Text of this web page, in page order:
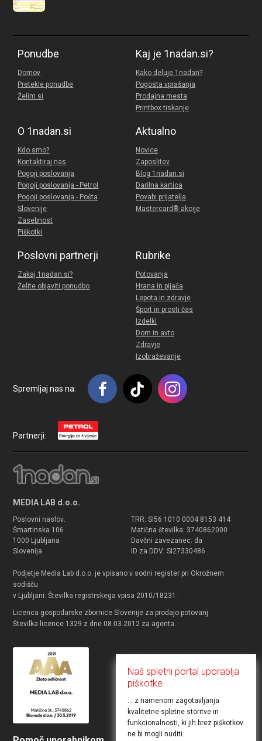
Ponudbe
Domov
Pretekle ponudbe
Želim si
Kaj je 1nadan.si?
Kako deluje 1nadan?
Pogosta vprašanja
Prodajna mesta
Printbox tiskanje
O 1nadan.si
Kdo smo?
Kontaktiraj nas
Pogoji poslovanja
Pogoji poslovanja - Petrol
Pogoji poslovanja - Pošta
Slovenije
Zasebnost
Piškotki
Aktualno
Novice
Zaposlitev
Blog 1nadan.si
Darilna kartica
Povabi prijatelja
Mastercard® akcije
Poslovni partnerji
Zakaj 1nadan.si?
Želite objaviti ponudbo
Rubrike
Potovanja
Hrana in pijača
Lepota in zdravje
Šport in prosti čas
Izdelki
Dom in avto
Zdravje
Izobraževanje
Spremljaj nas na:
Partnerji:
MEDIA LAB d.o.o.
Poslovni naslov:
Šmartinska 106
1000 Ljubljana
Slovenija
TRR: SI56 1010 0004 8153 414
Matična številka: 3740862000
Davčni zavezanec: da
ID za DDV: SI27330486
Podjetje Media Lab d.o.o. je vpisano v sodni register pri Okrožnem
sodišču
v Ljubljani: Številka registrskega vpisa 2010/18231.
Licenca gospodarske zbornice Slovenije za prodajo potovanj.
Številka licence 1329 z dne 08.03.2012 za agenta.
Naš spletni portal uporablja
piškotke
... z namenom zagotavljanja
kvalitetne spletne storitve in
funkcionalnosti, ki jih brez piškotkov
ne bi mogli nuditi.